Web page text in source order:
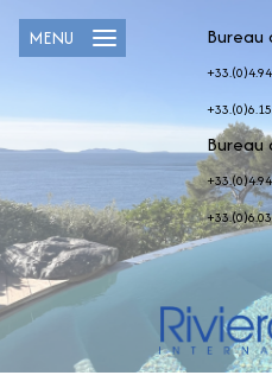
Bureau
Bureau
MENU